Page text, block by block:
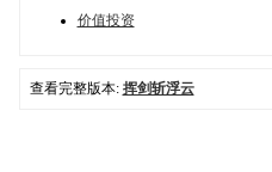
价值投资
查看完整版本: 挥剑斩浮云